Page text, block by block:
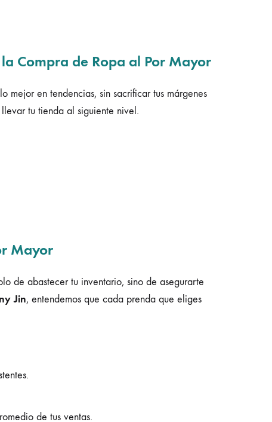
la Compra de Ropa al Por Mayor
mejor en tendencias, sin sacrificar tus márgenes
tu tienda al siguiente nivel.
Mayor
de abastecer tu inventario, sino de asegurarte
Jin, entendemos que cada prenda que eliges
de tus ventas.